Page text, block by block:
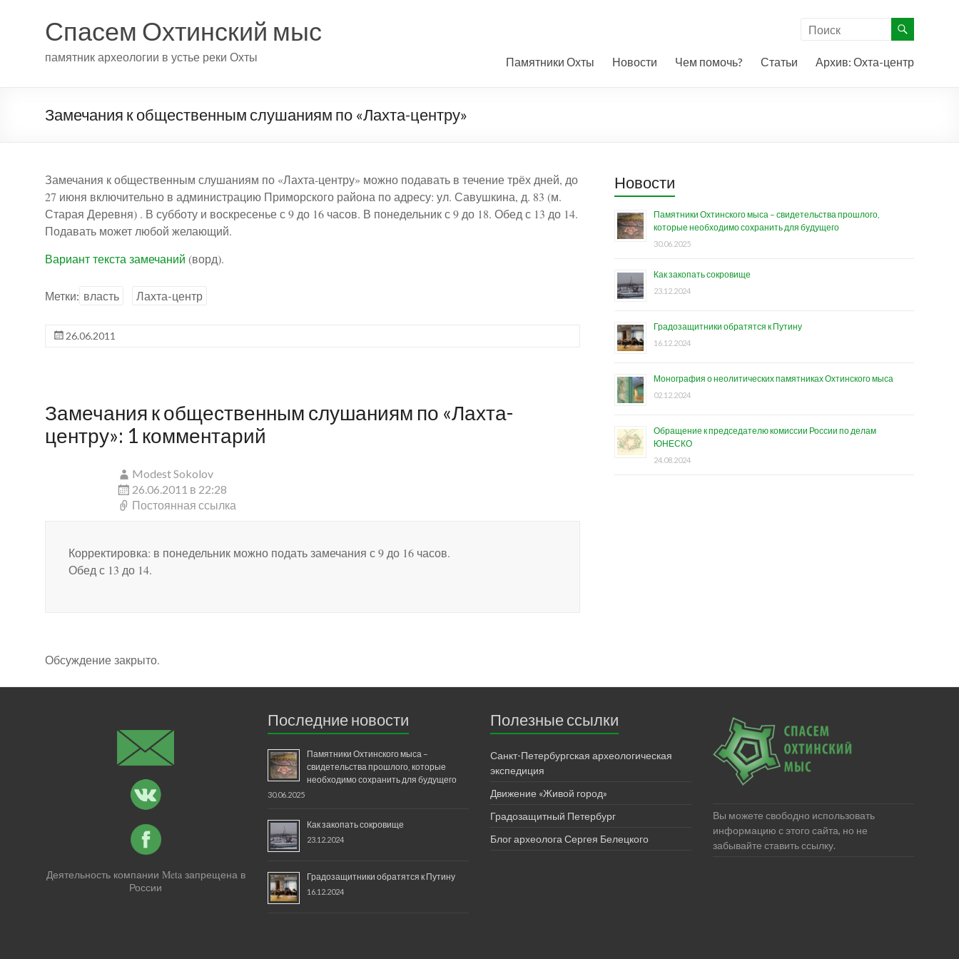
Спасем Охтинский мыс
памятник археологии в устье реки Охты Памятники Охты Новости Чем помочь? Статьи Архив: Охта-центр
Замечания к общественным слушаниям по «Лахта-центру»
Замечания к общественным слушаниям по «Лахта-центру» можно подавать в течение трёх дней, до
27 июня включительно в администрацию Приморского района по адресу: ул. Савушкина, д. 83 (м.
Старая Деревня) . В субботу и воскресенье с 9 до 16 часов. В понедельник с 9 до 18. Обед с 13 до 14.
Подавать может любой желающий.
Вариант текста замечаний (ворд).
Метки: власть Лахта-центр
26.06.2011
Замечания к общественным слушаниям по «Лахта-
центру»: 1 комментарий
Modest Sokolov
26.06.2011 в 22:28
Постоянная ссылка
Корректировка: в понедельник можно подать замечания с 9 до 16 часов.
Обед с 13 до 14.
Обсуждение закрыто.
Новости
Памятники Охтинского мыса – свидетельства прошлого,
которые необходимо сохранить для будущего
30.06.2025
Как закопать сокровище
23.12.2024
Градозащитники обратятся к Путину
16.12.2024
Монография о неолитических памятниках Охтинского мыса
02.12.2024
Обращение к председателю комиссии России по делам
ЮНЕСКО
24.08.2024
Деятельность компании Meta запрещена в
России
Последние новости
Памятники Охтинского мыса –
свидетельства прошлого, которые
необходимо сохранить для будущего
30.06.2025
Как закопать сокровище
23.12.2024
Градозащитники обратятся к Путину
16.12.2024
Полезные ссылки
Санкт-Петербургская археологическая
экспедиция
Движение «Живой город»
Градозащитный Петербург
Блог археолога Сергея Белецкого
Вы можете свободно использовать
информацию с этого сайта, но не
забывайте ставить ссылку.